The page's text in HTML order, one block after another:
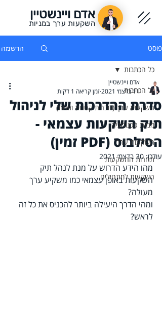
השקעות ערך במניות
אדם ויינשטיין
פוסט הרשמה
כל הכתבות
השקעות ערך (חברות קטנות וזולות)
מניות טכנולוגיה
השקעות ערך
תחרות ההשקעות
השקעות למתחילים
כל הכתבות
סדרת ההדרכות שלי לניהול
תיק השקעות עצמאי -
הסילבוס (PDF זמין)
אדם ויינשטיין
11 בדצמ׳ 2021
זמן קריאה 1 דקות
עודכן:30 בדצמ׳ 2021
מהו הידע הדרוש על מנת לנהל תיק
השקעות באופן עצמאי כמו משקיע ערך
מעולה?
ומהי הדרך היעילה ביותר להכניס את כל זה
לראש?